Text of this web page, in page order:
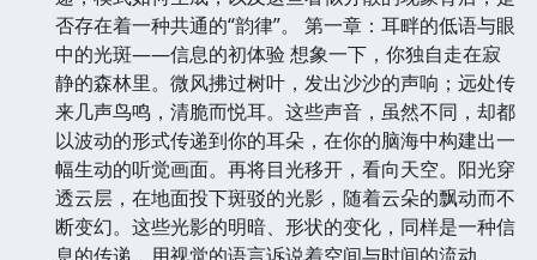
否存在着一种共通的“韵律”。 第一章：耳畔的低语与眼
中的光斑——信息的初体验 想象一下，你独自走在寂
静的森林里。微风拂过树叶，发出沙沙的声响；远处传
来几声鸟鸣，清脆而悦耳。这些声音，虽然不同，却都
以波动的形式传递到你的耳朵，在你的脑海中构建出一
幅生动的听觉画面。再将目光移开，看向天空。阳光穿
透云层，在地面投下斑驳的光影，随着云朵的飘动而不
断变幻。这些光影的明暗、形状的变化，同样是一种信